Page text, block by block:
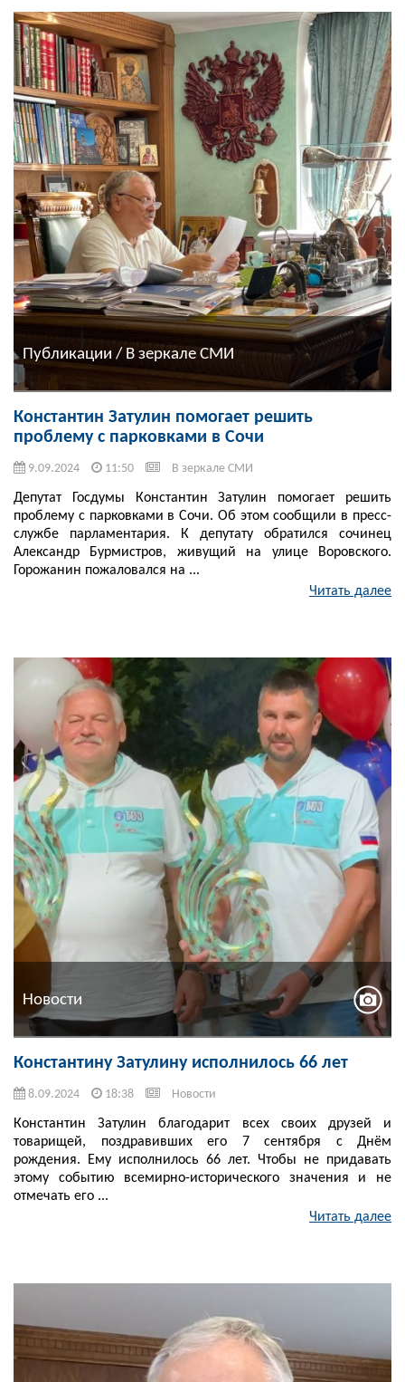
Публикации / В зеркале СМИ
Константин Затулин помогает решить
проблему с парковками в Сочи
9.09.2024 11:50 В зеркале СМИ
Депутат Госдумы Константин Затулин помогает решить
проблему с парковками в Сочи. Об этом сообщили в пресс-
службе парламентария. К депутату обратился сочинец
Александр Бурмистров, живущий на улице Воровского.
Горожанин пожаловался на ...
Читать далее
Новости
Константину Затулину исполнилось 66 лет
8.09.2024 18:38 Новости
Константин Затулин благодарит всех своих друзей и
товарищей, поздравивших его 7 сентября с Днём
рождения. Ему исполнилось 66 лет. Чтобы не придавать
этому событию всемирно-исторического значения и не
отмечать его ...
Читать далее